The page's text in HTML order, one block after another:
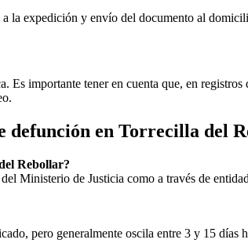
la expedición y envío del documento al
Es importante tener en cuenta que, en
defunción en Torrecilla del
Rebollar?
Ministerio de Justicia como a través de
pero generalmente oscila entre 3 y 15